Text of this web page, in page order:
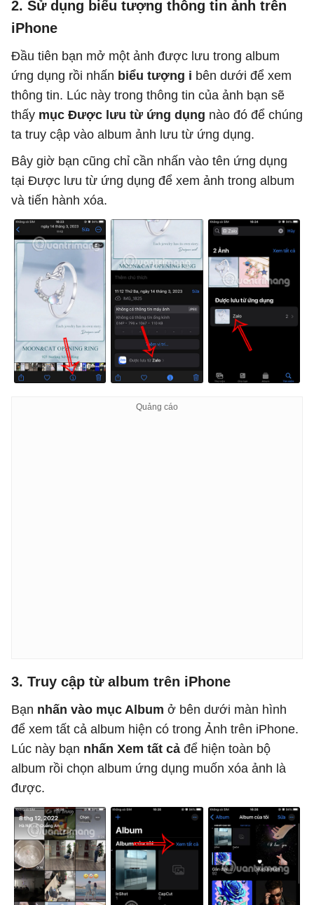
2. Sử dụng biểu tượng thông tin ảnh trên
iPhone
Đầu tiên bạn mở một ảnh được lưu trong album
ứng dụng rồi nhấn biểu tượng i bên dưới để xem
thông tin. Lúc này trong thông tin của ảnh bạn sẽ
thấy mục Được lưu từ ứng dụng nào đó để chúng
ta truy cập vào album ảnh lưu từ ứng dụng.
Bây giờ bạn cũng chỉ cần nhấn vào tên ứng dụng
tại Được lưu từ ứng dụng để xem ảnh trong album
và tiến hành xóa.
3. Truy cập từ album trên iPhone
Bạn nhấn vào mục Album ở bên dưới màn hình
để xem tất cả album hiện có trong Ảnh trên iPhone.
Lúc này bạn nhấn Xem tất cả để hiện toàn bộ
album rồi chọn album ứng dụng muốn xóa ảnh là
được.